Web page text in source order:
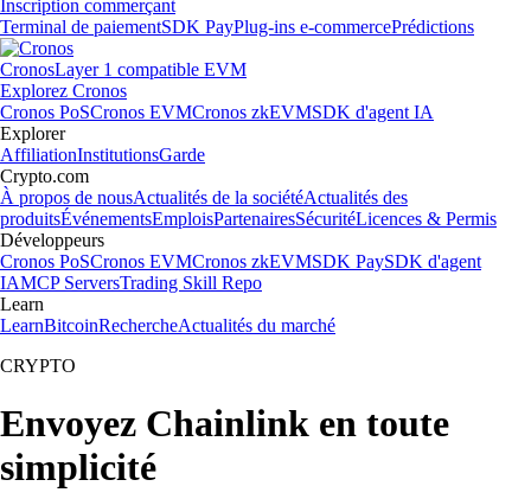
Inscription commerçant
Terminal de paiementSDK PayPlug-ins e-commercePrédictions
CronosLayer 1 compatible EVM
Explorez Cronos
Cronos PoSCronos EVMCronos zkEVMSDK d'agent IA
Explorer
AffiliationInstitutionsGarde
Crypto.com
À propos de nousActualités de la sociétéActualités des
produitsÉvénementsEmploisPartenairesSécuritéLicences & Permis
Développeurs
Cronos PoSCronos EVMCronos zkEVMSDK PaySDK d'agent
IAMCP ServersTrading Skill Repo
Learn
LearnBitcoinRechercheActualités du marché
CRYPTO
Envoyez Chainlink en toute
simplicité